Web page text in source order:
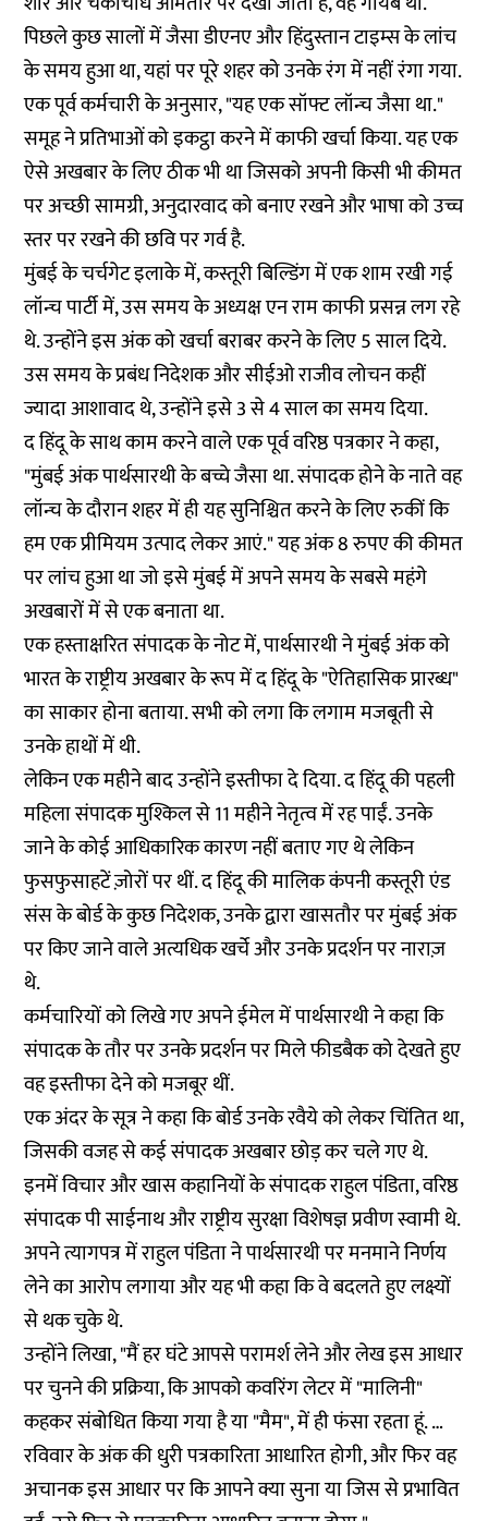
पिछले कुछ सालों में जैसा डीएनए और हिंदुस्तान टाइम्स के लांच
के समय हुआ था, यहां पर पूरे शहर को उनके रंग में नहीं रंगा गया.
एक पूर्व कर्मचारी के अनुसार, "यह एक सॉफ्ट लॉन्च जैसा था."
समूह ने प्रतिभाओं को इकट्ठा करने में काफी खर्चा किया. यह एक
ऐसे अखबार के लिए ठीक भी था जिसको अपनी किसी भी कीमत
पर अच्छी सामग्री, अनुदारवाद को बनाए रखने और भाषा को उच्च
स्तर पर रखने की छवि पर गर्व है.
मुंबई के चर्चगेट इलाके में, कस्तूरी बिल्डिंग में एक शाम रखी गई
लॉन्च पार्टी में, उस समय के अध्यक्ष एन राम काफी प्रसन्न लग रहे
थे. उन्होंने इस अंक को खर्चा बराबर करने के लिए 5 साल दिये.
उस समय के प्रबंध निदेशक और सीईओ राजीव लोचन कहीं
ज्यादा आशावाद थे, उन्होंने इसे 3 से 4 साल का समय दिया.
द हिंदू के साथ काम करने वाले एक पूर्व वरिष्ठ पत्रकार ने कहा,
"मुंबई अंक पार्थसारथी के बच्चे जैसा था. संपादक होने के नाते वह
लॉन्च के दौरान शहर में ही यह सुनिश्चित करने के लिए रुकीं कि
हम एक प्रीमियम उत्पाद लेकर आएं." यह अंक 8 रुपए की कीमत
पर लांच हुआ था जो इसे मुंबई में अपने समय के सबसे महंगे
अखबारों में से एक बनाता था.
एक हस्ताक्षरित संपादक के नोट में, पार्थसारथी ने मुंबई अंक को
भारत के राष्ट्रीय अखबार के रूप में द हिंदू के "ऐतिहासिक प्रारब्ध"
का साकार होना बताया. सभी को लगा कि लगाम मजबूती से
उनके हाथों में थी.
लेकिन एक महीने बादउन्होंने इस्तीफा दे दिया. द हिंदू की पहली
महिला संपादक मुश्किल से 11 महीने नेतृत्व में रह पाईं. उनके
जाने के कोई आधिकारिक कारण नहीं बताए गए थे लेकिन
फुसफुसाहटें ज़ोरों पर थीं. द हिंदू की मालिक कंपनी कस्तूरी एंड
संस के बोर्ड के कुछ निदेशक, उनके द्वारा खासतौर पर मुंबई अंक
पर किए जाने वाले अत्यधिक खर्चे और उनके प्रदर्शन पर नाराज़
थे.
कर्मचारियों को लिखे गए अपने ईमेलमें पार्थसारथी ने कहा कि
संपादक के तौर पर उनके प्रदर्शन पर मिले फीडबैक को देखते हुए
वह इस्तीफा देने को मजबूर थीं.
एक अंदर के सूत्र ने कहा कि बोर्ड उनके रवैये को लेकर चिंतित था,
जिसकी वजह से कई संपादक अखबार छोड़ कर चले गए थे.
इनमें विचार और खास कहानियों के संपादक राहुल पंडिता, वरिष्ठ
संपादक पी साईनाथ‌ और राष्ट्रीय सुरक्षा विशेषज्ञ प्रवीण स्वामी थे.
अपनेत्यागपत्रमें राहुल पंडिता ने पार्थसारथी पर मनमाने निर्णय
लेने का आरोप लगाया और यह भी कहा कि वे बदलते हुए लक्ष्यों
से थक चुके थे.
उन्होंने लिखा, "मैं हर घंटे आपसे परामर्श लेने और लेख इस आधार
पर चुनने की प्रक्रिया, कि आपको कवरिंग लेटर में "मालिनी"
कहकर संबोधित किया गया है या "मैम", में ही फंसा रहता हूं. …
रविवार के अंक की धुरी पत्रकारिता आधारित होगी, और फिर वह
अचानक इस आधार पर कि आपने क्या सुना या जिस से प्रभावित